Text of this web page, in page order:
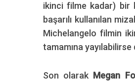
ikinci filme kadar) bir
başarılı kullanılan
Michelangelo filmin
tamamına
Son olarak Megan